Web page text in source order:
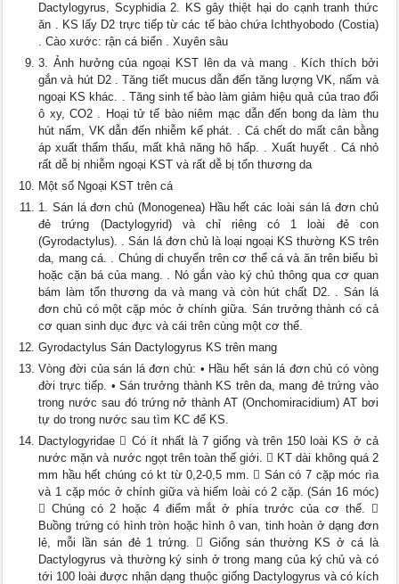
Dactylogyrus, Scyphidia 2. KS gây thiệt hại do cạnh tranh thức
ăn . KS lấy D2 trực tiếp từ các tế bào chứa Ichthyobodo (Costia)
. Cào xước: rận cá biển . Xuyên sâu
3. Ảnh hưởng của ngoại KST lên da và mang . Kích thích bởi
gắn và hút D2 . Tăng tiết mucus dẫn đến tăng lượng VK, nấm và
ngoại KS khác. . Tăng sinh tế bào làm giảm hiệu quả của trao đổi
ô xy, CO2 . Hoại tử tế bào niêm mạc dẫn đến bong da làm thu
hút nấm, VK dẫn đến nhiễm kế phát. . Cá chết do mất cân bằng
áp xuất thẩm thấu, mất khả năng hô hấp. . Xuất huyết . Cá nhỏ
rất dễ bị nhiễm ngoại KST và rất dễ bị tổn thương da
Một số Ngoại KST trên cá
1. Sán lá đơn chủ (Monogenea) Hầu hết các loài sán lá đơn chủ
đẻ trứng (Dactylogyrid) và chỉ riêng có 1 loài đẻ con
(Gyrodactylus). . Sán lá đơn chủ là loại ngoại KS thường KS trên
da, mang cá. . Chúng di chuyển trên cơ thể cá và ăn trên biểu bì
hoặc cặn bá của mang. . Nó gắn vào ký chủ thông qua cơ quan
bám làm tổn thương da và mang và còn hút chất D2. . Sán lá
đơn chủ có một cặp móc ở chính giữa. Sán trưởng thành có cả
cơ quan sinh dục đực và cái trên cùng một cơ thể.
Gyrodactylus Sán Dactylogyrus KS trên mang
Vòng đời của sán lá đơn chủ: • Hầu hết sán lá đơn chủ có vòng
đời trực tiếp. • Sán trưởng thành KS trên da, mang đẻ trứng vào
trong nước sau đó trứng nở thành AT (Onchomiracidium) AT bơi
tự do trong nước sau tìm KC để KS.
Dactylogyridae  Có ít nhất là 7 giống và trên 150 loài KS ở cả
nước mặn và nước ngọt trên toàn thế giới.  KT dài không quá 2
mm hầu hết chúng có kt từ 0,2-0,5 mm.  Sán có 7 cặp móc rìa
và 1 cặp móc ở chính giữa và hiếm loài có 2 cặp. (Sán 16 móc)
 Chúng có 2 hoặc 4 điểm mắt ở phía trước của cơ thể. 
Buồng trứng có hình tròn hoặc hình ô van, tinh hoàn ở dạng đơn
lẻ, mỗi lần sán đẻ 1 trứng.  Giống sán thường KS ở cá là
Dactylogyrus và thường ký sinh ở trong mang của ký chủ và có
tới 100 loài được nhận dạng thuộc giống Dactylogyrus và có kích